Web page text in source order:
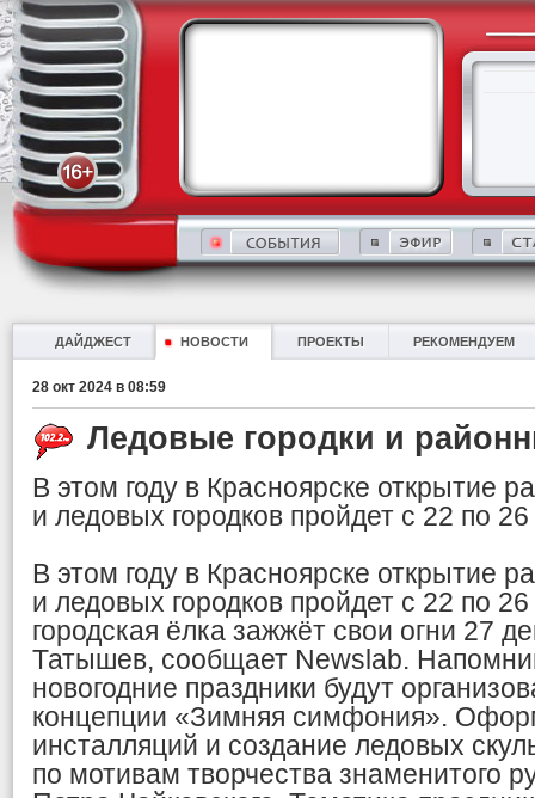
ДАЙДЖЕСТ НОВОСТИ ПРОЕКТЫ РЕКОМЕНДУЕМ
28 окт 2024 в 08:59
Ледовые городки и
В этом году в Красноярске открытие
и ледовых городков пройдет с 22 по
В этом году в Красноярске открытие
и ледовых городков пройдет с 22 по
городская ёлка зажжёт свои огни 27
Татышев, сообщает Newslab.
новогодние праздники будут
концепции «Зимняя симфония».
инсталляций и создание ледовых
по мотивам творчества знаменитого